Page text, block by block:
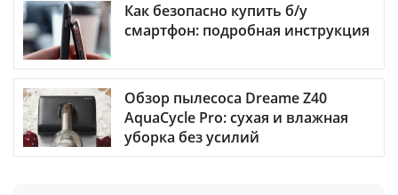
Как безопасно купить б/у
смартфон: подробная инструкция
Обзор пылесоса Dreame Z40
AquaCycle Pro: сухая и влажная
уборка без усилий